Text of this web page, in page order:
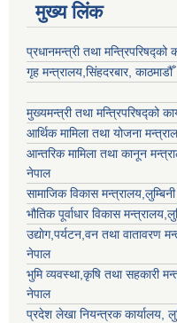
मुख्य लिंक
प्रधानमन्त्री तथा मन्त्रिपरिषद्को
गृह मन्त्रालय,सिंहदरबार, काठमाडौँ
मुख्यमन्त्री तथा मन्त्रिपरिषद्को
आर्थिक मामिला तथा योजना
आन्तरिक मामिला तथा कानून
नेपाल
सामाजिक विकास मन्त्रालय,
भौतिक पूर्वाधार विकास मन्त्रालय,
उद्याेग,पर्यटन,वन तथा वातावरण
नेपाल
भुमि व्यवस्था,कृषि तथा सहकारी
नेपाल
प्रदेश लेखा नियन्त्रक कार्यालय,